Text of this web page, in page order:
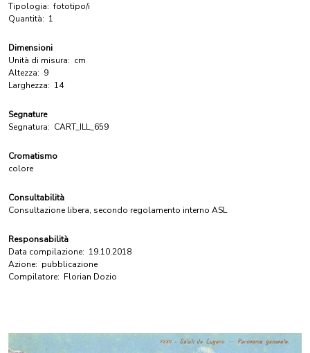
Tipologia: fototipo/i
Quantità: 1
Dimensioni
Unità di misura: cm
Altezza: 9
Larghezza: 14
Segnature
Segnatura: CART_ILL_659
Cromatismo
colore
Consultabilità
Consultazione libera, secondo regolamento interno ASL
Responsabilità
Data compilazione: 19.10.2018
Azione: pubblicazione
Compilatore: Florian Dozio